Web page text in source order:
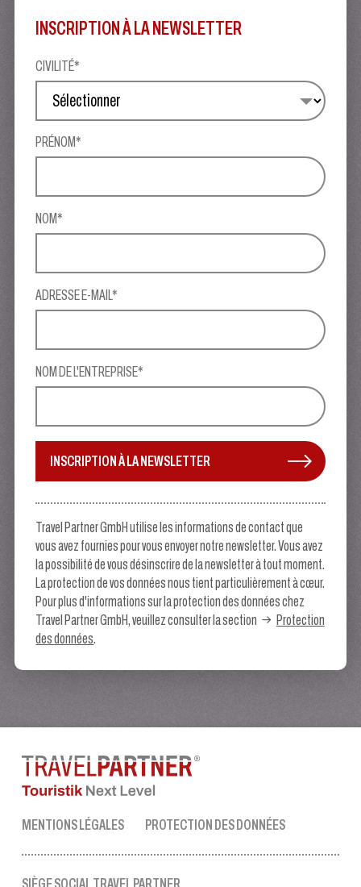
INSCRIPTION À LA NEWSLETTER
CIVILITÉ*
PRÉNOM*
NOM*
ADRESSE E-MAIL*
NOM DE L'ENTREPRISE*
INSCRIPTION À LA NEWSLETTER
Travel Partner GmbH utilise les informations de contact que
vous avez fournies pour vous envoyer notre newsletter. Vous avez
la possibilité de vous désinscrire de la newsletter à tout moment.
La protection de vos données nous tient particulièrement à cœur.
Pour plus d'informations sur la protection des données chez
Travel Partner GmbH, veuillez consulter la section
Protection
des données.
MENTIONS LÉGALES PROTECTION DES DONNÉES